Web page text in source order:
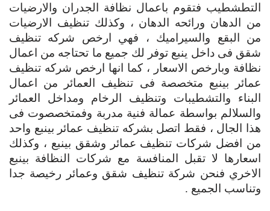
التطشطيب فتقوم باعمال نظافة الجدران والارضيات
من الدهان ورائحه الدهان ، وكذلك تنظيف الارضيات
من البقع والسيراميك ، فهي ارخص شركه تنظيف
شقق فى داخل ينبع توفر لك جميع ما تحتاجه من اعمال
نظافة وبارخص الاسعار ، كما انها ارخص شركه تنظيف
عمائر بينبع متخصصة فى تنظيف العمائر من اعمال
البناء والتشطيبات وتنظيف الرخام ومداخل العمائر
والسلالم بواسطة عمالة فنية مدربة وفمتخصصوت فى
هذا الجال ، فقط اتصل بشركه تنظيف عمائر بينبع واحد
من افضل شركات تنظيف عمائر وشقق بينبع ، وكذلك
اسعارها لا تقبل المنافسة مع شركات النظافة بينبع
الاخري فنحن شركة تنظيف شقق وعمائر رخيصة جدا
وتناسب الجميع .